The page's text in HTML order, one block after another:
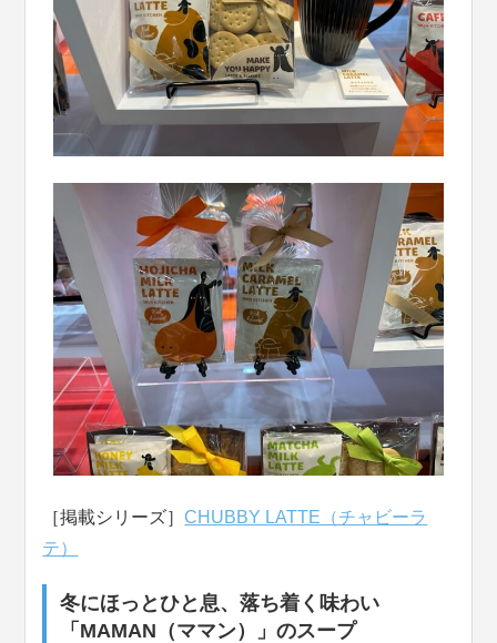
［掲載シリーズ］CHUBBY LATTE（チャビーラ
テ）
冬にほっとひと息、落ち着く味わい
「MAMAN（ママン）」のスープ